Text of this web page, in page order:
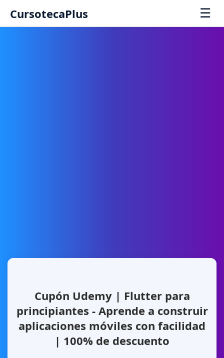
CursotecaPlus ☰
Cupón Udemy | Flutter para
principiantes - Aprende a construir
aplicaciones móviles con facilidad
| 100% de descuento